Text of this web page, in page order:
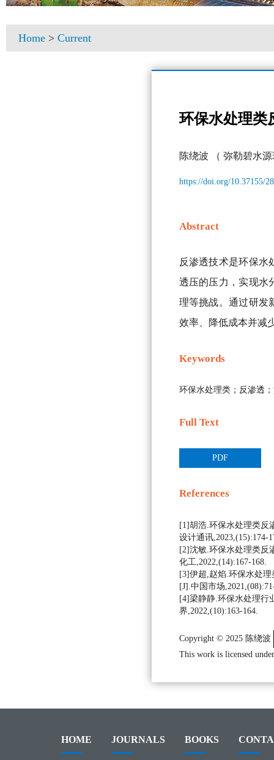
Home > Current
环保水处理类
陈绕波 （ 弥勒碧水
https://doi.org/10.37155/
Abstract
反渗透技术是环保水
透压的压力，实现水
理等挑战。通过研发
效率、降低成本并减
Keywords
环保水处理类；反渗透
Full Text
PDF
References
[1]胡浩.环保水处理类反
设计通讯,2023,(15):174-
[2]沈敏.环保水处理类反
化工,2022,(14):167-168.
[3]伊超,赵焰.环保水处
[J].中国市场
[4]梁静静.环保水处理行
界,2022,(10):163-164.
Copyright © 2025 陈绕波
This work is licensed
HOME JOURNALS BOOKS